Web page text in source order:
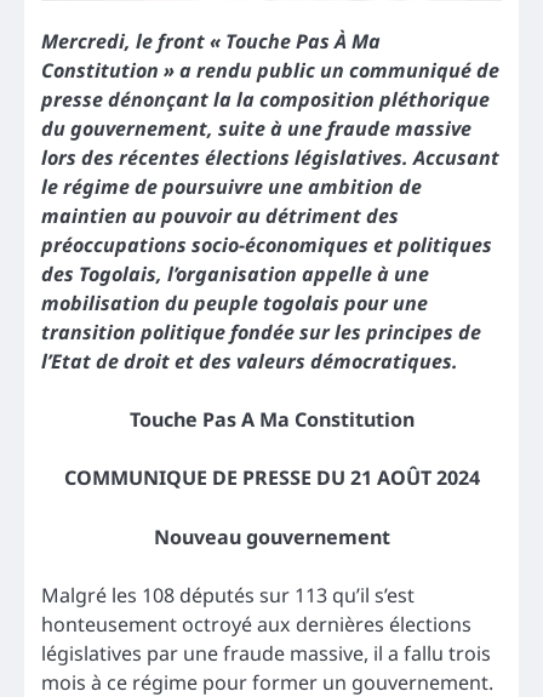
Mercredi, le front « Touche Pas À Ma
Constitution » a rendu public un communiqué de
presse dénonçant la la composition pléthorique
du gouvernement, suite à une fraude massive
lors des récentes élections législatives. Accusant
le régime de poursuivre une ambition de
maintien au pouvoir au détriment des
préoccupations socio-économiques et politiques
des Togolais, l’organisation appelle à une
mobilisation du peuple togolais pour une
transition politique fondée sur les principes de
l’Etat de droit et des valeurs démocratiques.
Touche Pas A Ma Constitution
COMMUNIQUE DE PRESSE DU 21 AOÛT 2024
Nouveau gouvernement
Malgré les 108 députés sur 113 qu’il s’est
honteusement octroyé aux dernières élections
législatives par une fraude massive, il a fallu trois
mois à ce régime pour former un gouvernement.